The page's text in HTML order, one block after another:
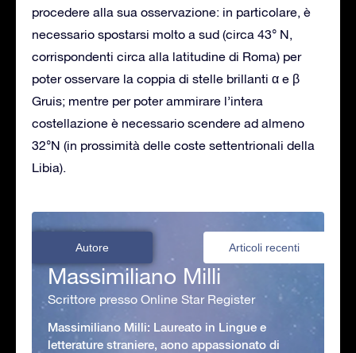
procedere alla sua osservazione: in particolare, è
necessario spostarsi molto a sud (circa 43° N,
corrispondenti circa alla latitudine di Roma) per
poter osservare la coppia di stelle brillanti α e β
Gruis; mentre per poter ammirare l’intera
costellazione è necessario scendere ad almeno
32°N (in prossimità delle coste settentrionali della
Libia).
Autore Articoli recenti
Massimiliano Milli
Scrittore presso Online Star Register
Massimiliano Milli: Laureato in Lingue e
letterature straniere, aono appassionato di